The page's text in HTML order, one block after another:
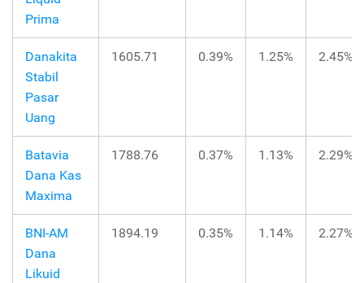
Prima
Danakita
Stabil
Pasar
Uang
1605.71 0.39% 1.25% 2.45%
Batavia
Dana Kas
Maxima
1788.76 0.37% 1.13% 2.29%
BNI-AM
Dana
Likuid
1894.19 0.35% 1.14% 2.27%